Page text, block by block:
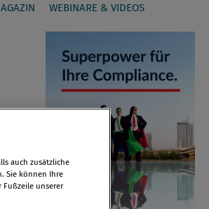
WEBINARE & VIDEOS
auch zusätzliche
Sie können Ihre
Fußzeile unserer